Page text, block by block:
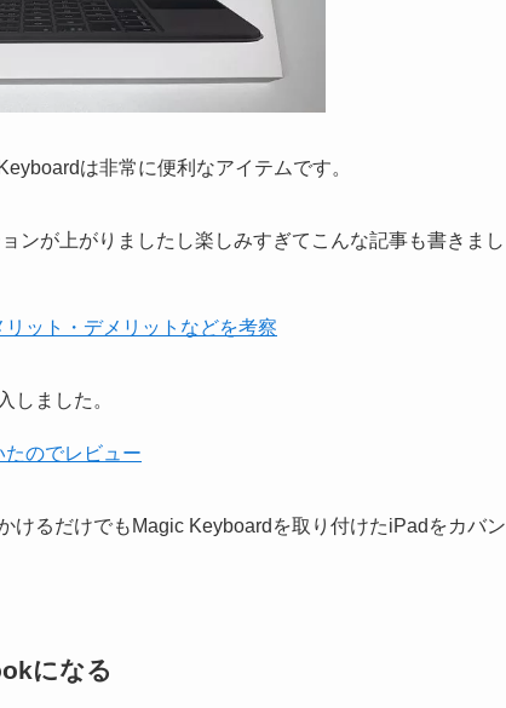
は非常に便利なアイテムです。
ンが上がりましたし楽しみすぎてこんな記事も書きまし
ット・デメリットなどを考察
しました。
のでレビュー
けるだけでもMagic Keyboardを取り付けたiPadをカバン
になる